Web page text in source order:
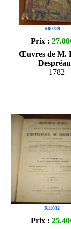
R00789
Prix :
Œuvres de M.
1782
R11032
Prix :